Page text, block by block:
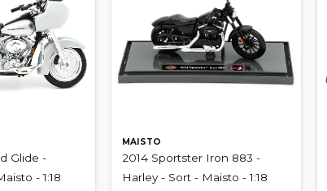
Glide -
- 1:18
MAISTO
2014 Sportster Iron 883 -
Harley - Sort - Maisto - 1:18